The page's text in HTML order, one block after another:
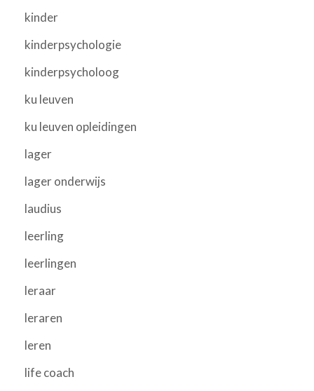
kinder
kinderpsychologie
kinderpsycholoog
ku leuven
ku leuven opleidingen
lager
lager onderwijs
laudius
leerling
leerlingen
leraar
leraren
leren
life coach